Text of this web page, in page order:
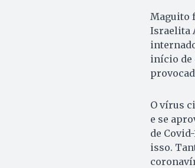
Maguito
Israelita
início de
O vírus
e se
de
isso.